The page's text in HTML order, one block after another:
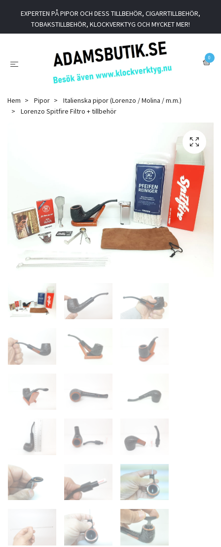
EXPERTEN PÅ PIPOR OCH DESS TILLBEHÖR, CIGARRTILLBEHÖR,
TOBAKSTILLBEHÖR, KLOCKVERKTYG OCH MYCKET MER!
0
Hem Pipor
Italienska pipor (Lorenzo / Molina / m.m.)
Lorenzo Spitfire Filtro + tillbehör